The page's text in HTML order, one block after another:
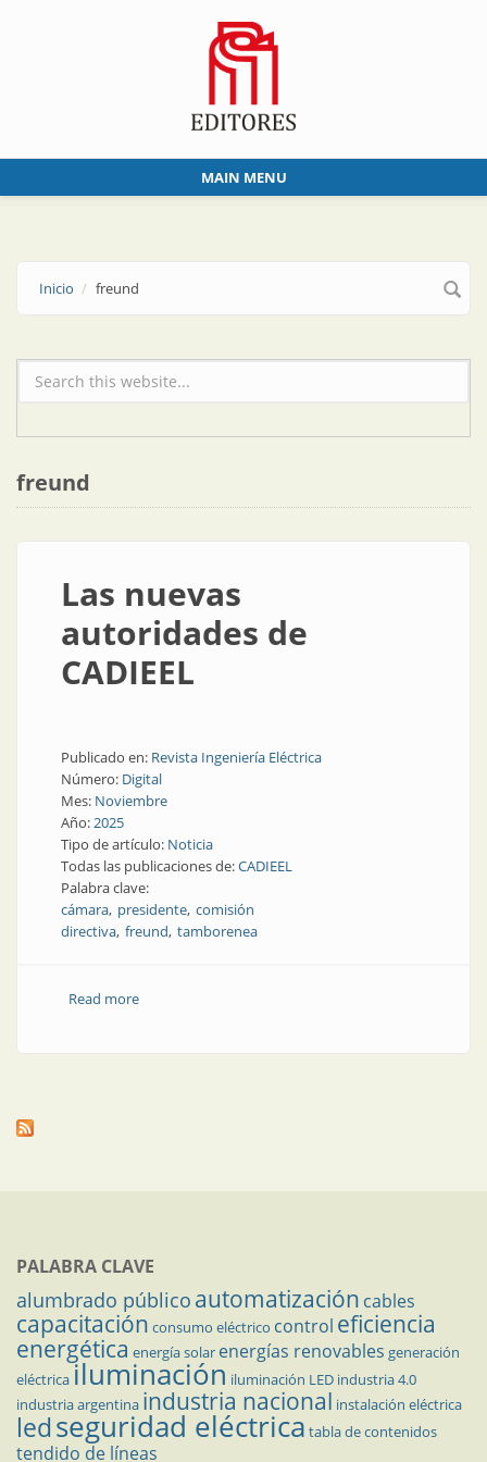
MAIN MENU
Inicio freund
Formulario de búsqueda
freund
Las nuevas
autoridades de
CADIEEL
Publicado en: Revista Ingeniería Eléctrica
Número: Digital
Mes: Noviembre
Año:2025
Tipo de artículo: Noticia
Todas las publicaciones de:CADIEEL
Palabra clave:
cámara presidente comisión
directiva freund tamborenea
Read moreabout Las nuevas autoridades de CADIEEL
PALABRA CLAVE
alumbrado público automatización cables
capacitación consumo eléctrico control eficiencia
energética energía solar energías renovables generación
eléctricailuminación iluminación LED industria 4.0
industria argentina industria nacional instalación eléctrica
ledseguridad eléctrica tabla de contenidos
tendido de líneas